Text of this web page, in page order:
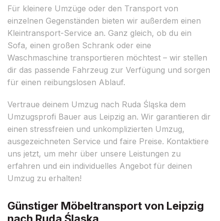
Für kleinere Umzüge oder den Transport von
einzelnen Gegenständen bieten wir außerdem einen
Kleintransport-Service an. Ganz gleich, ob du ein
Sofa, einen großen Schrank oder eine
Waschmaschine transportieren möchtest – wir stellen
dir das passende Fahrzeug zur Verfügung und sorgen
für einen reibungslosen Ablauf.
Vertraue deinem Umzug nach Ruda Śląska dem
Umzugsprofi Bauer aus Leipzig an. Wir garantieren dir
einen stressfreien und unkomplizierten Umzug,
ausgezeichneten Service und faire Preise. Kontaktiere
uns jetzt, um mehr über unsere Leistungen zu
erfahren und ein individuelles Angebot für deinen
Umzug zu erhalten!
Günstiger Möbeltransport von Leipzig